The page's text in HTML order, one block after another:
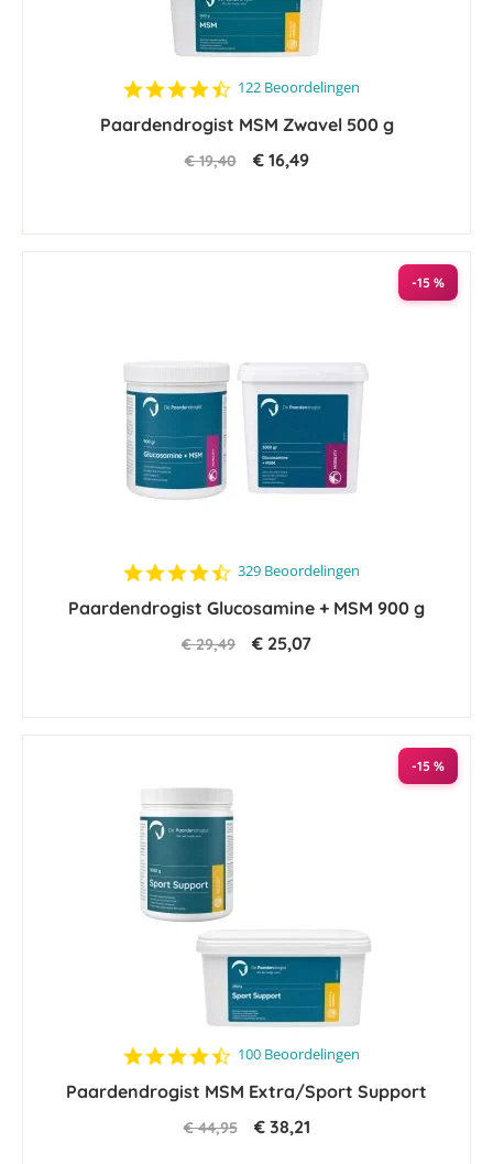
4.4
rating
122 Beoordelingen
Paardendrogist MSM Zwavel 500 g
€ 19,40 € 16,49
-15 %
4.6
rating
329 Beoordelingen
Paardendrogist Glucosamine + MSM 900 g
€ 29,49 € 25,07
-15 %
4.4
rating
100 Beoordelingen
Paardendrogist MSM Extra/Sport Support
€ 44,95 € 38,21